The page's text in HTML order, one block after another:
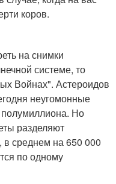
коров.
на снимки
системе, то
Войнах". Астероидов
неугомонные
Но
разделяют
в среднем на 650 000
по одному